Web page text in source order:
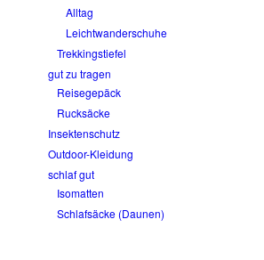
Alltag
Leichtwanderschuhe
Trekkingstiefel
gut zu tragen
Reisegepäck
Rucksäcke
Insektenschutz
Outdoor-Kleidung
schlaf gut
Isomatten
Schlafsäcke (Daunen)